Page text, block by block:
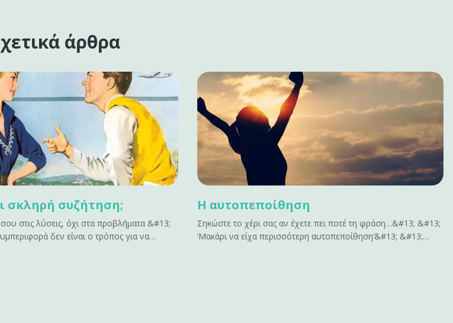
άρθρα
σκληρή συζήτηση;
στις λύσεις, όχι στα προβλήματα &#13;
δεν είναι ο τρόπος για να
Η αυτοπεποίθηση
Σηκώστε το χέρι σας αν έχετε πει ποτέ τη φράση…&#13; &#13;
‘Μακάρι να είχα περισσότερη αυτοπεποίθηση’&#13; &#13;